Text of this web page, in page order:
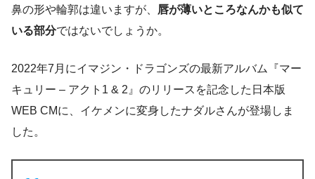
鼻の形や輪郭は違いますが、 唇が薄いところなんかも似て
いる部分ではないでしょうか。
2022年7月にイマジン・ドラゴンズの最新アルバム『マー
キュリー – アクト1 & 2』のリリースを記念した日本版
WEB CMに、イケメンに変身したナダルさんが登場しま
した。